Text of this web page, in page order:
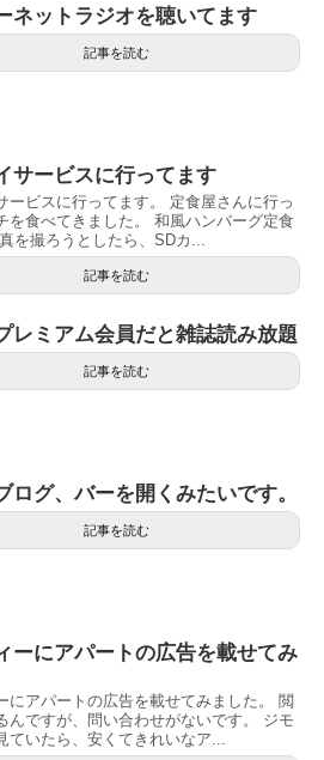
ネットラジオを聴いてます
記事を読む
サービスに行ってます
ービスに行ってます。 定食屋さんに行っ
を食べてきました。 和風ハンバーグ定食
を撮ろうとしたら、SDカ...
記事を読む
レミアム会員だと雑誌読み放題
記事を読む
ログ、バーを開くみたいです。
記事を読む
ーにアパートの広告を載せてみ
にアパートの広告を載せてみました。 閲
んですが、問い合わせがないです。 ジモ
ていたら、安くてきれいなア...